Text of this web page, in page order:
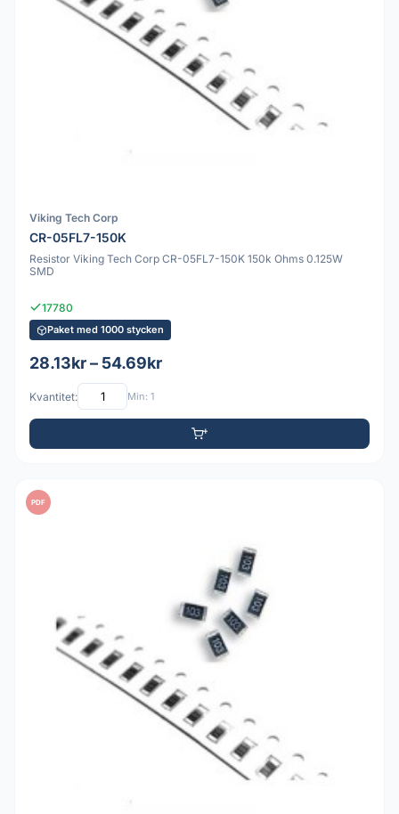
Viking Tech Corp
CR-05FL7-150K
Resistor Viking Tech Corp CR-05FL7-150K 150k Ohms 0.125W
SMD
17780
Paket med 1000 stycken
28.13kr – 54.69kr
Kvantitet: Min: 1
PDF